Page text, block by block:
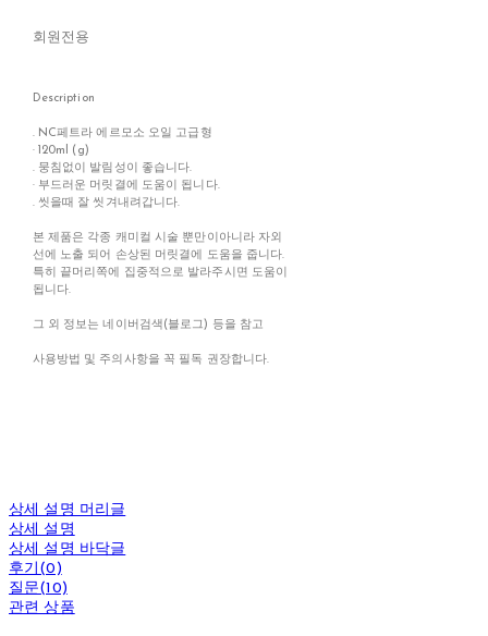
회원전용
Description
. NC페트라 에르모소 오일 고급형
· 120ml (g)
. 뭉침없이 발림성이 좋습니다.
· 부드러운 머릿결에 도움이 됩니다.
. 씻을때 잘 씻겨내려갑니다.
본 제품은 각종 캐미컬 시술 뿐만이아니라 자외
선에 노출 되어 손상된 머릿결에 도움을 줍니다.
특히 끝머리쪽에 집중적으로 발라주시면 도움이
됩니다.
그 외 정보는 네이버검색(블로그) 등을 참고
사용방법 및 주의사항을 꼭 필독 권장합니다.
상세 설명 머리글
상세 설명
상세 설명 바닥글
후기(0)
질문(10)
관련 상품